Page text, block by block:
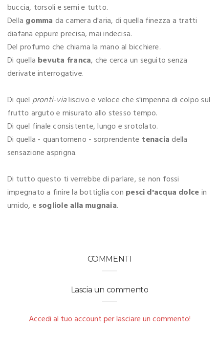
buccia, torsoli e semi e tutto.
Della gomma da camera d'aria, di quella finezza a tratti
diafana eppure precisa, mai indecisa.
Del profumo che chiama la mano al bicchiere.
Di quella bevuta franca, che cerca un seguito senza
derivate interrogative.
Di quel pronti-vialiscivo e veloce che s'impenna di colpo sul
frutto arguto e misurato allo stesso tempo.
Di quel finale consistente, lungo e srotolato.
Di quella - quantomeno - sorprendente tenaciadella
sensazione asprigna.
Di tutto questo ti verrebbe di parlare, se non fossi
impegnato a finire la bottiglia con pesci d'acqua dolcein
umido, e sogliole alla mugnaia.
COMMENTI
Lascia un commento
Accedi al tuo account per lasciare un commento!